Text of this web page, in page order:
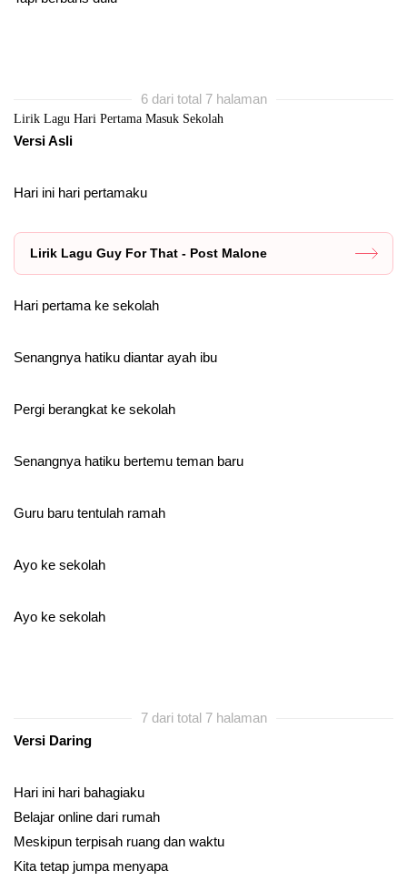
6 dari total 7 halaman
Lirik Lagu Hari Pertama Masuk Sekolah
Versi Asli
Hari ini hari pertamaku
Lirik Lagu Guy For That - Post Malone
Hari pertama ke sekolah
Senangnya hatiku diantar ayah ibu
Pergi berangkat ke sekolah
Senangnya hatiku bertemu teman baru
Guru baru tentulah ramah
Ayo ke sekolah
Ayo ke sekolah
7 dari total 7 halaman
Versi Daring
Hari ini hari bahagiaku
Belajar online dari rumah
Meskipun terpisah ruang dan waktu
Kita tetap jumpa menyapa